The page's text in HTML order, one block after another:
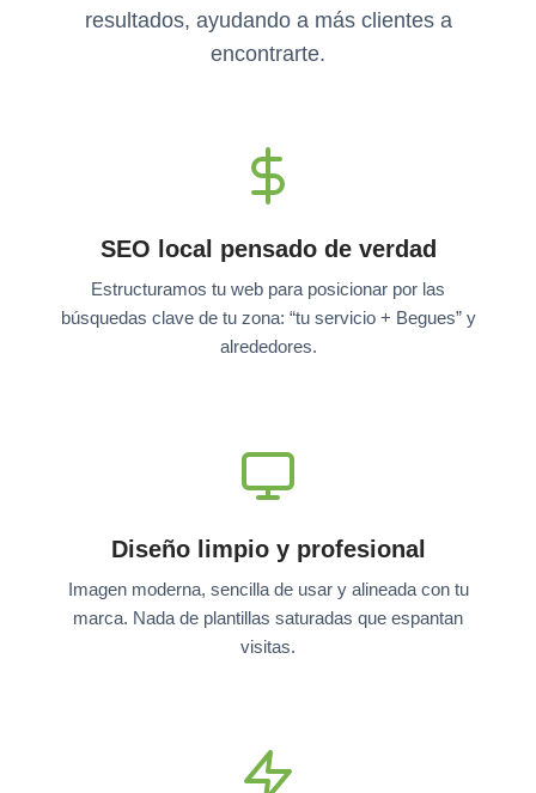
resultados, ayudando a más clientes a
encontrarte.
SEO local pensado de verdad
Estructuramos tu web para posicionar por las
búsquedas clave de tu zona: “tu servicio + Begues” y
alrededores.
Diseño limpio y profesional
Imagen moderna, sencilla de usar y alineada con tu
marca. Nada de plantillas saturadas que espantan
visitas.